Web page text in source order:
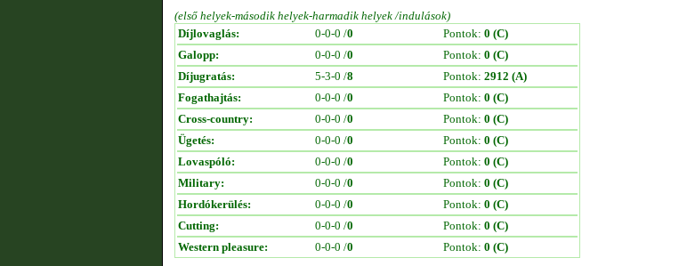
(első helyek-második helyek-harmadik helyek /indulások)
Díjlovaglás:
0-0-0 /0 Pontok: 0 (C)
Galopp:
0-0-0 /0 Pontok: 0 (C)
Díjugratás:
5-3-0 /8 Pontok: 2912 (A)
Fogathajtás:
0-0-0 /0 Pontok: 0 (C)
Cross-country:
0-0-0 /0 Pontok: 0 (C)
Ügetés:
0-0-0 /0 Pontok: 0 (C)
Lovaspóló:
0-0-0 /0 Pontok: 0 (C)
Military:
0-0-0 /0 Pontok: 0 (C)
Hordókerülés:
0-0-0 /0 Pontok: 0 (C)
Cutting:
0-0-0 /0 Pontok: 0 (C)
Western pleasure:
0-0-0 /0 Pontok: 0 (C)